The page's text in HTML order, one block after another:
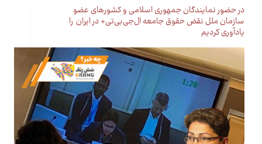
در حضور نمایندگان جمهوری اسلامی و کشورهای عضو
سازمان ملل نقض حقوق جامعه ال‌جی‌بی‌تی+ در ایران را
یادآوری کردیم